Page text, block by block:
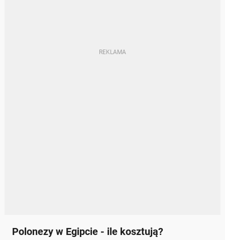
Polonezy w Egipcie - ile kosztują?